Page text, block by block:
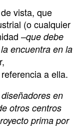
vista, que
(o cualquier
–que debe
encuentra en la
a ella.
en
otros centros
prima por